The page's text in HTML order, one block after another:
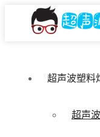
超声波塑料
超声